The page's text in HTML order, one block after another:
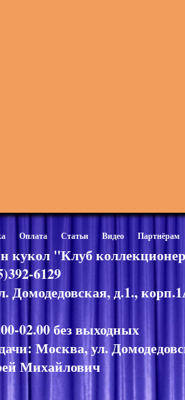
Оплата Статьи Видео Партнёрам
кукол "Клуб
6129
Домодедовская, д.1.,
02.00 без выходных
Москва, ул.
Михайлович